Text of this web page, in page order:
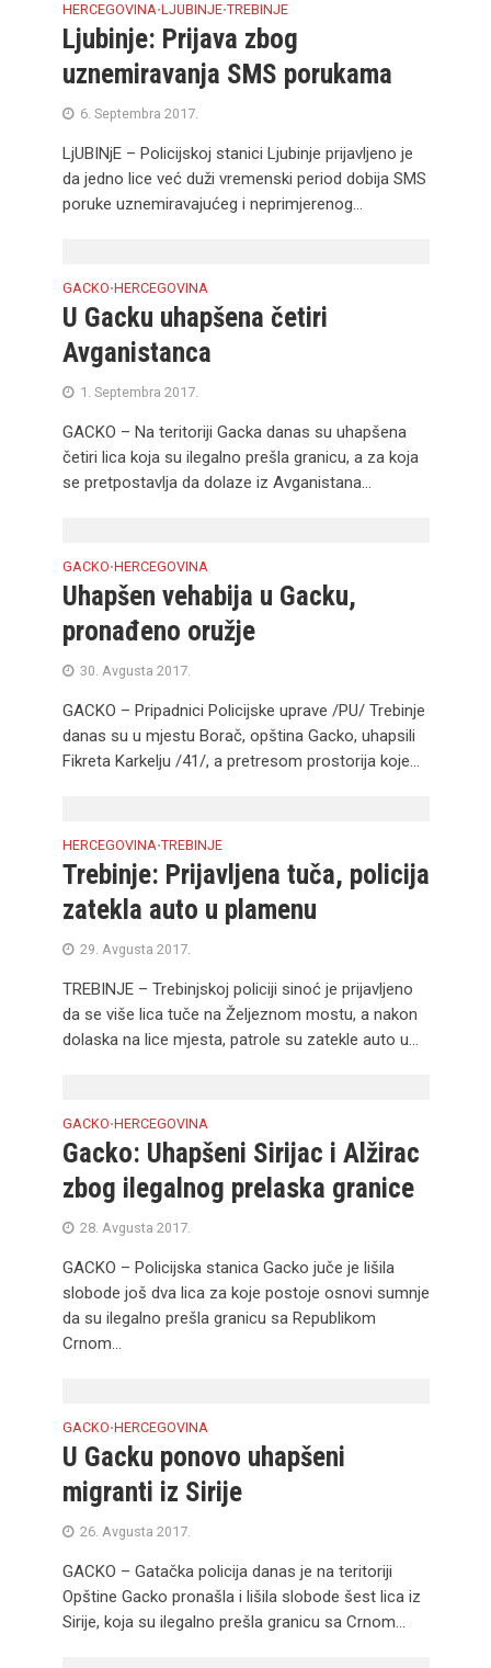
HERCEGOVINA•LJUBINJE•TREBINJE
Ljubinje: Prijava zbog
uznemiravanja SMS porukama
6. Septembra 2017.
LjUBINjE – Policijskoj stanici Ljubinje prijavljeno je
da jedno lice već duži vremenski period dobija SMS
poruke uznemiravajućeg i neprimjerenog...
GACKO•HERCEGOVINA
U Gacku uhapšena četiri
Avganistanca
1. Septembra 2017.
GACKO – Na teritoriji Gacka danas su uhapšena
četiri lica koja su ilegalno prešla granicu, a za koja
se pretpostavlja da dolaze iz Avganistana...
GACKO•HERCEGOVINA
Uhapšen vehabija u Gacku,
pronađeno oružje
30. Avgusta 2017.
GACKO – Pripadnici Policijske uprave /PU/ Trebinje
danas su u mjestu Borač, opština Gacko, uhapsili
Fikreta Karkelju /41/, a pretresom prostorija koje...
HERCEGOVINA•TREBINJE
Trebinje: Prijavljena tuča, policija
zatekla auto u plamenu
29. Avgusta 2017.
TREBINJE – Trebinjskoj policiji sinoć je prijavljeno
da se više lica tuče na Željeznom mostu, a nakon
dolaska na lice mjesta, patrole su zatekle auto u...
GACKO•HERCEGOVINA
Gacko: Uhapšeni Sirijac i Alžirac
zbog ilegalnog prelaska granice
28. Avgusta 2017.
GACKO – Policijska stanica Gacko juče je lišila
slobode još dva lica za koje postoje osnovi sumnje
da su ilegalno prešla granicu sa Republikom
Crnom...
GACKO•HERCEGOVINA
U Gacku ponovo uhapšeni
migranti iz Sirije
26. Avgusta 2017.
GACKO – Gatačka policija danas je na teritoriji
Opštine Gacko pronašla i lišila slobode šest lica iz
Sirije, koja su ilegalno prešla granicu sa Crnom...